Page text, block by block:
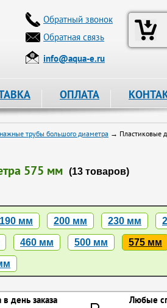
Обратный звонок
Обратная связь
info@aqua-e.ru
ОПЛАТА
трубы большого диаметра → Пластиковые
575 мм (13 товаров)
190 мм 200 мм 230 мм
460 мм 500 мм 575 мм
в день заказа Любые